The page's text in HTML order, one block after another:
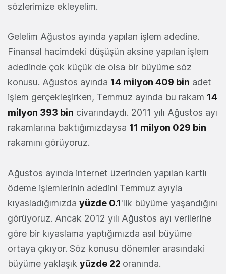
sözlerimize ekleyelim.
Gelelim Ağustos ayında yapılan işlem adedine.
Finansal hacimdeki düşüşün aksine yapılan işlem
adedinde çok küçük de olsa bir büyüme söz
konusu. Ağustos ayında 14 milyon 409 bin adet
işlem gerçekleşirken, Temmuz ayında bu rakam 14
milyon 393 bin civarındaydı. 2011 yılı Ağustos ayı
rakamlarına baktığımızdaysa 11 milyon 029 bin
rakamını görüyoruz.
Ağustos ayında internet üzerinden yapılan kartlı
ödeme işlemlerinin adedini Temmuz ayıyla
kıyasladığımızda yüzde 0.1'lik büyüme yaşandığını
görüyoruz. Ancak 2012 yılı Ağustos ayı verilerine
göre bir kıyaslama yaptığımızda asıl büyüme
ortaya çıkıyor. Söz konusu dönemler arasındaki
büyüme yaklaşık yüzde 22 oranında.